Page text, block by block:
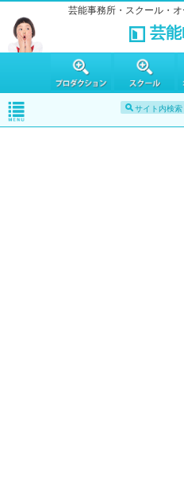
芸能事務所・スクール・
芸